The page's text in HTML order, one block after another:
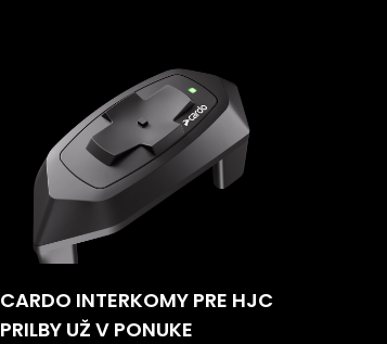
CARDO INTERKOMY PRE HJC
PRILBY UŽ V PONUKE